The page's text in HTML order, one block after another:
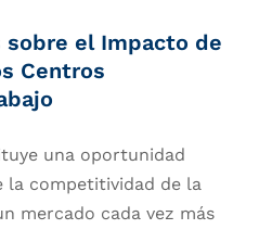
sobre el Impacto de
Centros
una oportunidad
la competitividad de la
mercado cada vez más